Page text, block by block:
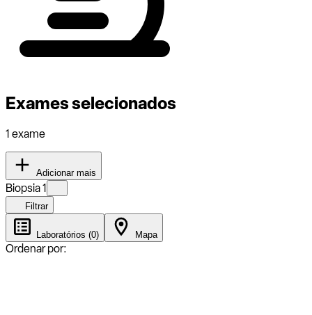
Exames selecionados
1 exame
Adicionar mais
Biopsia 1
Filtrar
Laboratórios (0) Mapa
Ordenar por: